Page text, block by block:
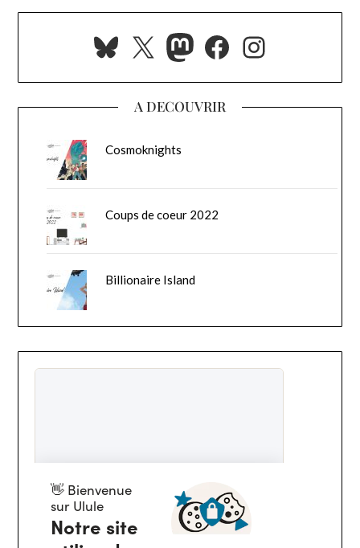
Bluesky
X Mastodon
Facebook
A DECOUVRIR
Cosmoknights
Coups de coeur 2022
Billionaire Island